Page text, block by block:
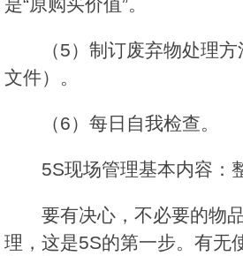
（5）制订废弃物处理
文件）。
（6）每日自我检查。
5S现场管理基本内容：
要有决心，不必要的物
理，这是5S的第一步。有无